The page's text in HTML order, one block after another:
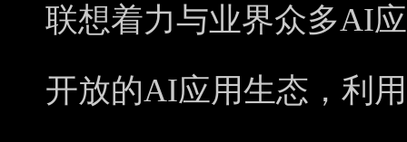
联想着力与业界众多AI
开放的AI应用生态，利